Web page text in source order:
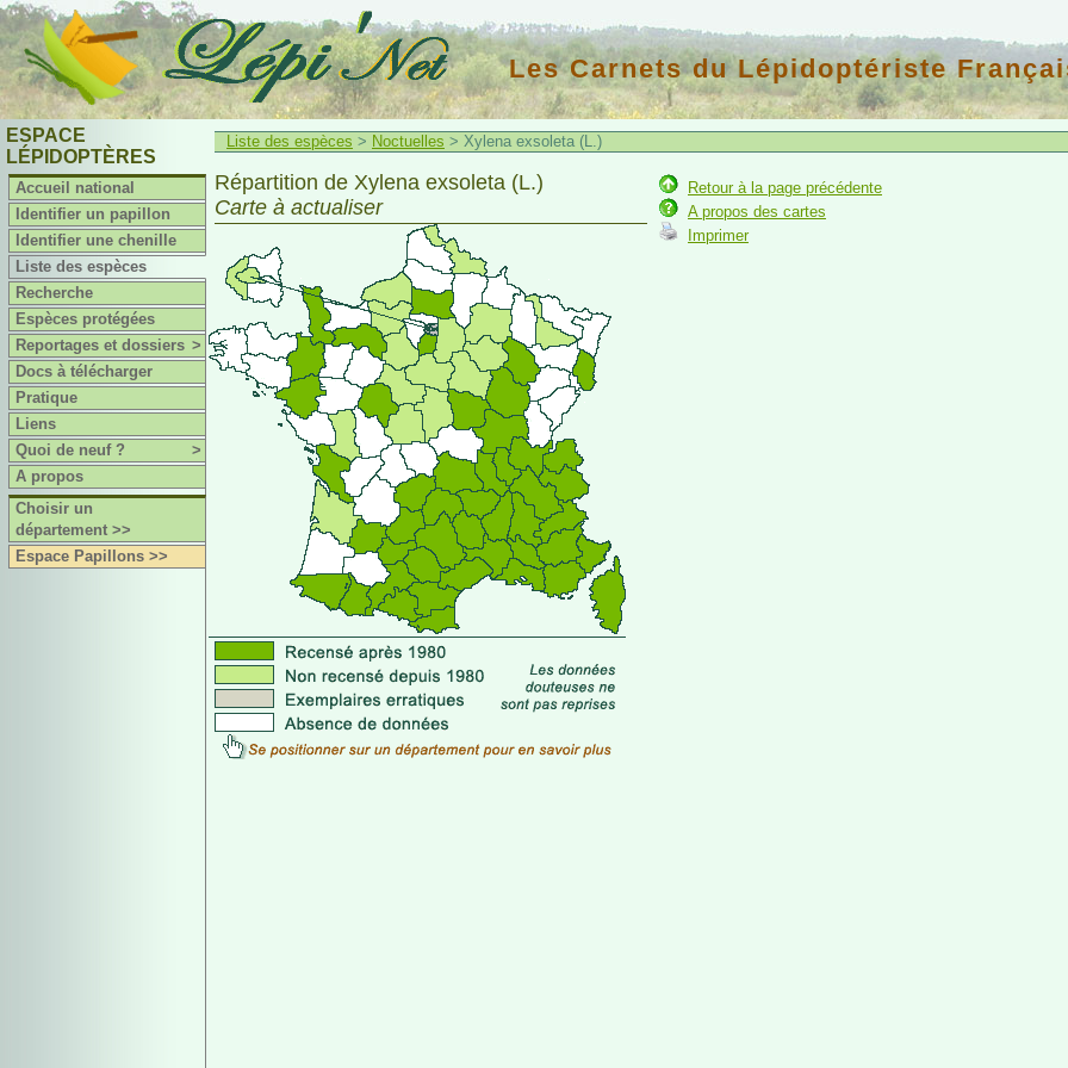
Les Carnets du Lépidoptériste
ESPACE
LÉPIDOPTÈRES
Accueil national
Identifier un papillon
Identifier une chenille
Liste des espèces
Recherche
Espèces protégées
Reportages et dossiers >
Docs à télécharger
Pratique
Liens
Quoi de neuf ?
>
A propos
Choisir un
département >>
Espace Papillons >>
Liste des espèces > Noctuelles > Xylena exsoleta (L.)
Répartition de Xylena exsoleta (L.)
Carte à actualiser
Retour à la page précédente
A propos des cartes
Imprimer